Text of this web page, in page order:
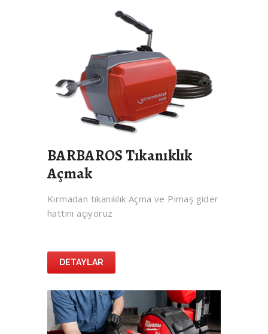
BARBAROS Tıkanıklık
Açmak
Kırmadan tıkanıklık Açma ve Pimaş gider
hattını açıyoruz
DETAYLAR